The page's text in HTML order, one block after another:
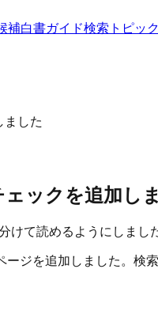
補白書ガイド検索トピック
ました
ックを追加し
けて読めるようにしまし
ジを追加しました。検